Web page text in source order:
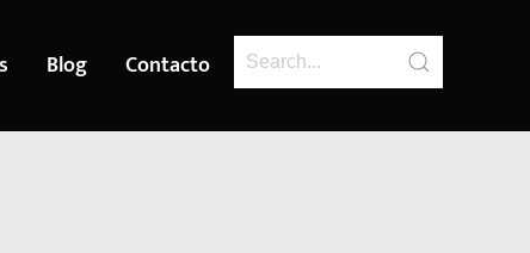
Blog Contacto